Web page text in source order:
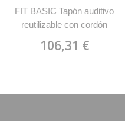
FIT BASIC Tapón auditivo
reutilizable con cordón
106,31 €